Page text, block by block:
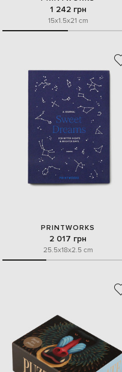
1 242 грн
15x1.5x21 cm
PRINTWORKS
2 017 грн
25.5x18x2.5 cm